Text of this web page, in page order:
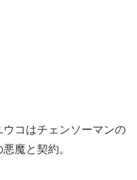
コはチェンソーマンの
魔と契約。